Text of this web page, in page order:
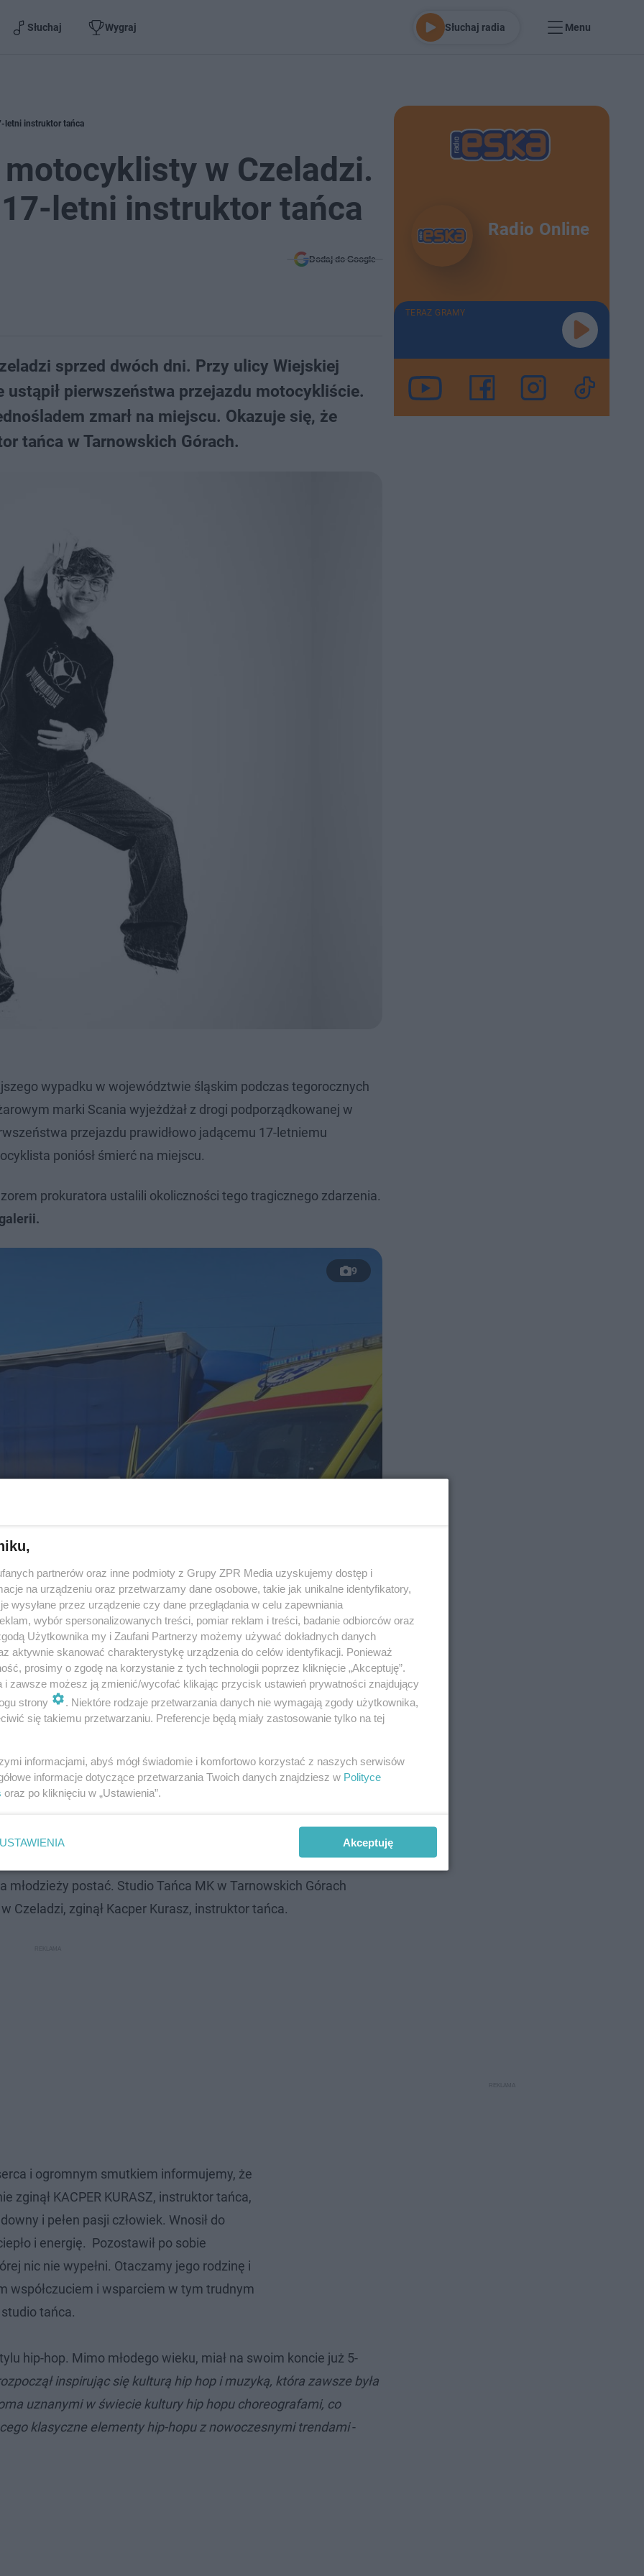
Słuchaj Wygraj Słuchaj radia Menu
letni instruktor tańca
w Czeladzi.
17-letni instruktor tańca
Dodaj do Google
sprzed dwóch dni. Przy ulicy Wiejskiej
pierwszeństwa przejazdu motocykliście.
zmarł na miejscu. Okazuje się, że
tańca w Tarnowskich Górach.
wypadku w województwie śląskim podczas tegorocznych
marki Scania wyjeżdżał z drogi podporządkowanej w
przejazdu prawidłowo jadącemu 17-letniemu
poniósł śmierć na miejscu.
prokuratora ustalili okoliczności tego tragicznego zdarzenia.
9
instruktor tańca
młodzieży postać. Studio Tańca MK w Tarnowskich Górach
Czeladzi, zginął Kacper Kurasz, instruktor tańca.
i ogromnym smutkiem informujemy, że
zginął KACPER KURASZ, instruktor tańca,
i pełen pasji człowiek. Wnosił do
i energię. Pozostawił po sobie
nic nie wypełni. Otaczamy jego rodzinę i
współczuciem i wsparciem w tym trudnym
tańca.
hip-hop. Mimo młodego wieku, miał na swoim koncie już 5-
inspirując się kulturą hip hop i muzyką, która zawsze była
uznanymi w świecie kultury hip hopu choreografami, co
klasyczne elementy hip-hopu z nowoczesnymi trendami-
Radio Online
TERAZ GRAMY
partnerów oraz inne podmioty z Grupy ZPR Media uzyskujemy dostęp i
na urządzeniu oraz przetwarzamy dane osobowe, takie jak unikalne identyfikatory,
wysyłane przez urządzenie czy dane przeglądania w celu zapewniania
wybór spersonalizowanych treści, pomiar reklam i treści, badanie odbiorców oraz
Użytkownika my i Zaufani Partnerzy możemy używać dokładnych danych
aktywnie skanować charakterystykę urządzenia do celów identyfikacji. Ponieważ
prosimy o zgodę na korzystanie z tych technologii poprzez kliknięcie „Akceptuję”.
i zawsze możesz ją zmienić/wycofać klikając przycisk ustawień prywatności znajdujący
strony
. Niektóre rodzaje przetwarzania danych nie wymagają zgody użytkownika,
się takiemu przetwarzaniu. Preferencje będą miały zastosowanie tylko na tej
informacjami, abyś mógł świadomie i komfortowo korzystać z naszych serwisów
informacje dotyczące przetwarzania Twoich danych znajdziesz w Polityce
oraz po kliknięciu w „Ustawienia”.
USTAWIENIA Akceptuję